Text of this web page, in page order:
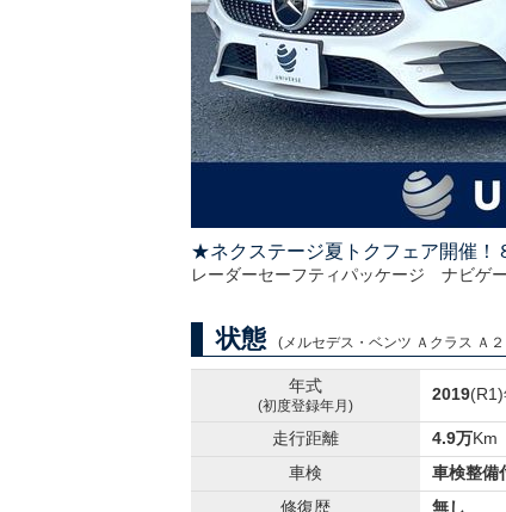
★ネクステージ夏トクフェア開催！
レーダーセーフティパッケージ ナビゲ
状態 (メルセデス・ベンツ Ａクラス Ａ
年式
(初度登録年月)
2019
走行距離 4.9万Km
車検
車検整備
修復歴
無し